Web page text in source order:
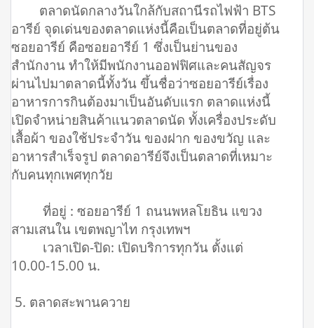
ตลาดนัดกลางวันใกล้กับสถานีรถไฟฟ้า BTS
อารีย์ จุดเด่นของตลาดแห่งนี้คือเป็นตลาดที่อยู่ต้น
ซอยอารีย์ คือซอยอารีย์ 1 ซึ่งเป็นย่านของ
สำนักงาน ทำให้มีพนักงานออฟฟิศและคนสัญจร
ผ่านไปมาตลาดนี้ทั้งวัน ขึ้นชื่อว่าซอยอารีย์เรื่อง
อาหารการกินต้องมาเป็นอันดับแรก ตลาดแห่งนี้
เปิดจำหน่ายสินค้าแนวตลาดนัด ทั้งเครื่องประดับ
เสื้อผ้า ของใช้ประจำวัน ของฝาก ของขวัญ และ
อาหารสำเร็จรูป ตลาดอารีย์จึงเป็นตลาดที่เหมาะ
กับคนทุกเพศทุกวัย
ที่อยู่ : ซอยอารีย์ 1 ถนนพหลโยธิน แขวง
สามเสนใน เขตพญาไท กรุงเทพฯ
เวลาเปิด-ปิด: เปิดบริการทุกวัน ตั้งแต่
10.00-15.00 น.
5. ตลาดสะพานควาย